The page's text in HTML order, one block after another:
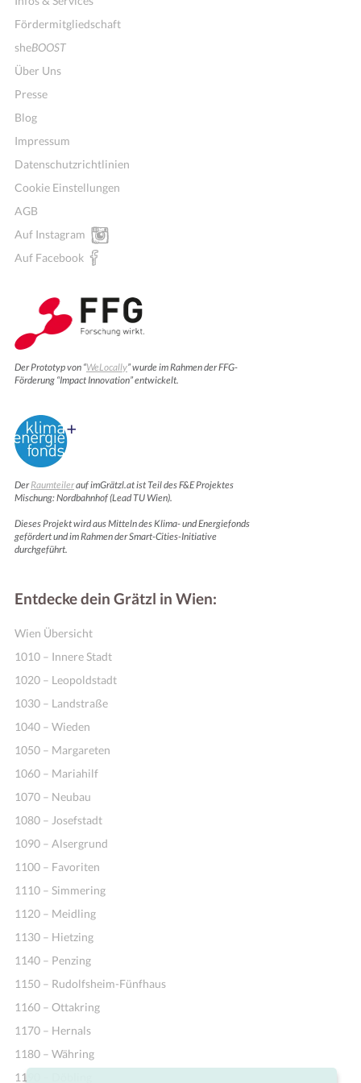
Fördermitgliedschaft
sheBOOST
Über Uns
Presse
Blog
Impressum
Datenschutzrichtlinien
Cookie Einstellungen
AGB
Auf Instagram
Auf Facebook
Der Prototyp von “WeLocally” wurde im Rahmen der FFG-
Förderung “Impact Innovation” entwickelt.
DerRaumteilerauf imGrätzl.at ist Teil des F&E Projektes
Mischung: Nordbahnhof (Lead TU Wien).
Dieses Projekt wird aus Mitteln des Klima- und Energiefonds
gefördert und im Rahmen der Smart-Cities-Initiative
durchgeführt.
Entdecke dein Grätzl in Wien:
Wien Übersicht
1010 – Innere Stadt
1020 – Leopoldstadt
1030 – Landstraße
1040 – Wieden
1050 – Margareten
1060 – Mariahilf
1070 – Neubau
1080 – Josefstadt
1090 – Alsergrund
1100 – Favoriten
1110 – Simmering
1120 – Meidling
1130 – Hietzing
1140 – Penzing
1150 – Rudolfsheim-Fünfhaus
1160 – Ottakring
1170 – Hernals
1180 – Währing
1190 – Döbling